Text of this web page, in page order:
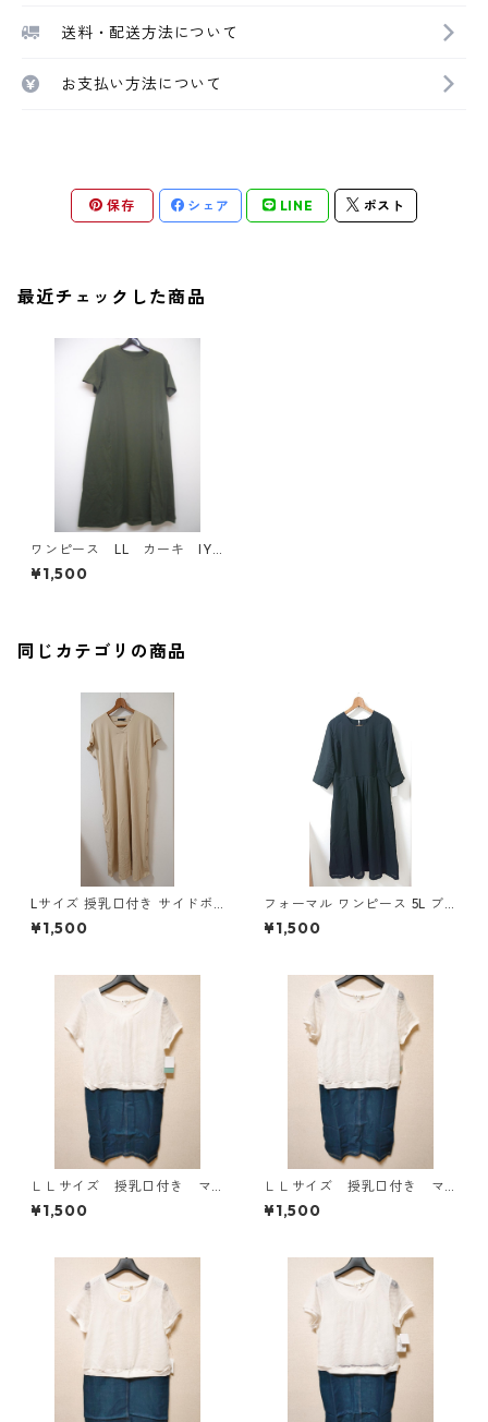
送料・配送方法について
お支払い方法について
保存 シェア LINE ポスト
最近チェックした商品
ワンピース LL カーキ IY-
4459
¥1,500
同じカテゴリの商品
Lサイズ 授乳口付き サイドボ
タンデザイン ワンピース マタ
ニティ ベージュ ◆KIY-1303
¥1,500
フォーマル ワンピース 5L ブ
ラック ◆KIY-1300◆
¥1,500
ＬＬサイズ 授乳口付き マ
タニティ ドッキングワンピ
ース ホワイト×ブルー KAE
¥1,500
ＬＬサイズ 授乳口付き マ
タニティ ドッキングワンピ
ース ホワイト×ブルー KAE
¥1,500